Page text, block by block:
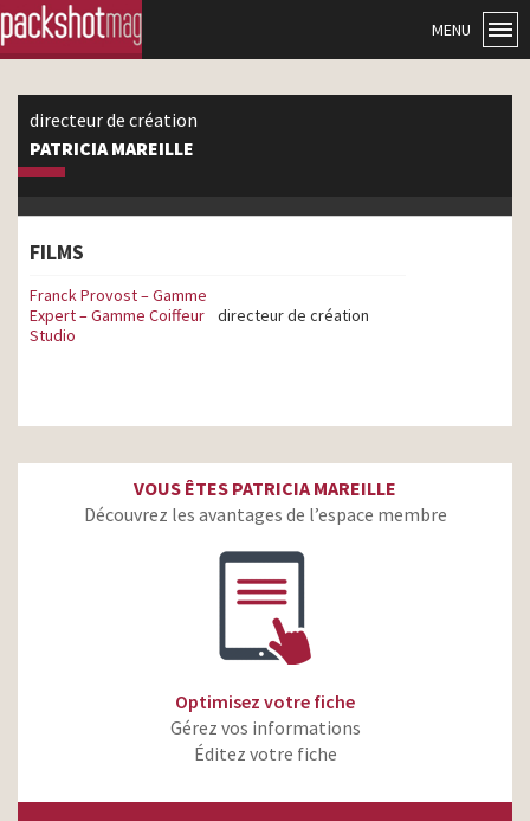
MENU
directeur de création
PATRICIA MAREILLE
FILMS
Franck Provost – Gamme
Expert – Gamme Coiffeur
Studio
directeur de création
VOUS ÊTES PATRICIA MAREILLE
Découvrez les avantages de l’espace membre
Optimisez votre fiche
Gérez vos informations
Éditez votre fiche